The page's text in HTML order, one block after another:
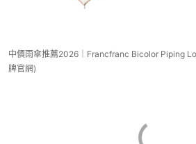
中價雨傘推薦2026｜Francfranc Bicolor Piping
牌官網)